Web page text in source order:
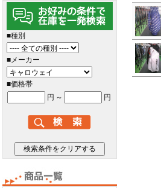
■種別
■メーカー
■価格帯
円 ～ 円